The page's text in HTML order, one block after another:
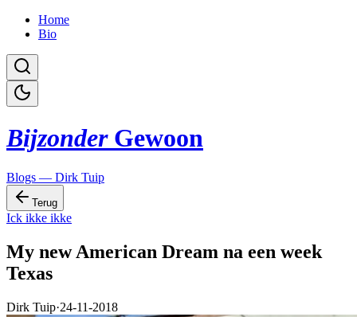
Home
Bio
Bijzonder Gewoon
Blogs — Dirk Tuip
Terug
Ick ikke ikke
My new American Dream na een week
Texas
Dirk Tuip·24-11-2018